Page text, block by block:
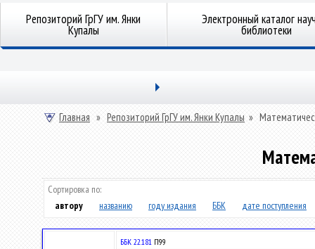
Репозиторий ГрГУ им. Янки
Купалы
Электронный каталог
библиотеки
Главная » Репозиторий ГрГУ им. Янки Купалы »
Сортировка по:
автору
названию году издания ББК дате поступления
ББК 22.181 П99